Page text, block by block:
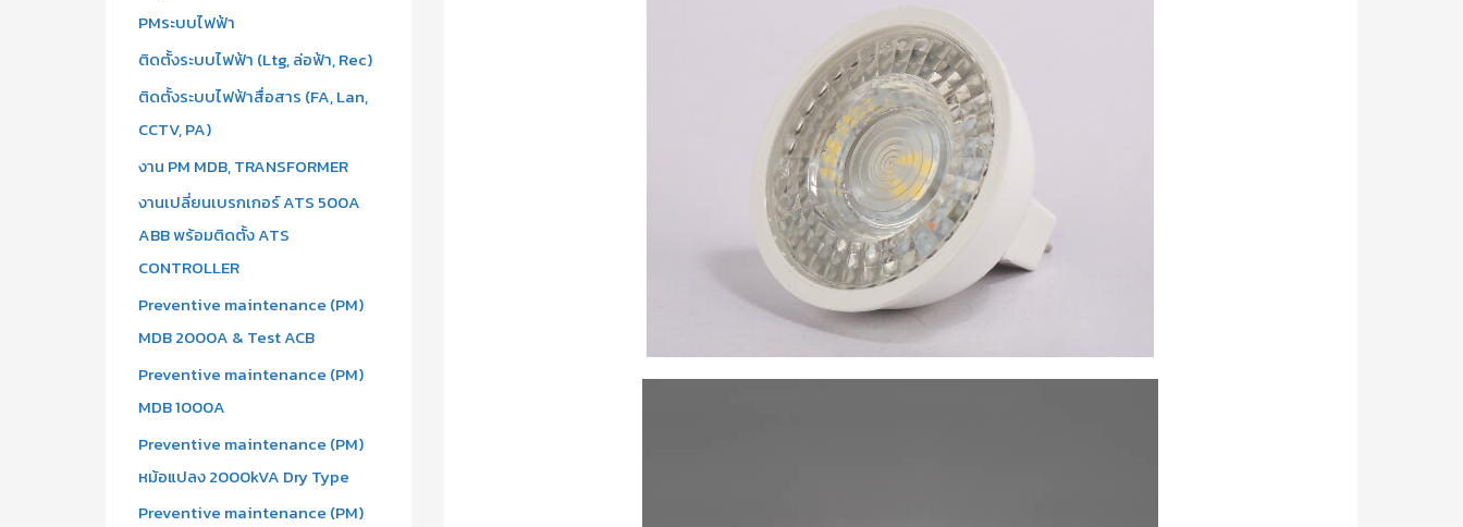
PMระบบไฟฟ้า
ติดตั้งระบบไฟฟ้า (Ltg, ล่อฟ้า, Rec)
ติดตั้งระบบไฟฟ้าสื่อสาร (FA, Lan,
CCTV, PA)
งาน PM MDB, TRANSFORMER
งานเปลี่ยนเบรกเกอร์ ATS 500A
ABB พร้อมติดตั้ง ATS
CONTROLLER
Preventive maintenance (PM)
MDB 2000A & Test ACB
Preventive maintenance (PM)
MDB 1000A
Preventive maintenance (PM)
หม้อแปลง 2000kVA Dry Type
Preventive maintenance (PM)